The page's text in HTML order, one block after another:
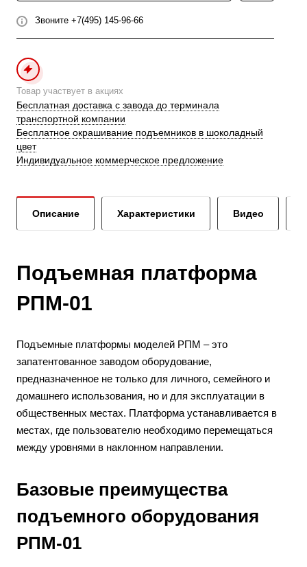
Звоните +7(495) 145-96-66
Товар участвует в акциях
Бесплатная доставка с завода до терминала
транспортной компании
Бесплатное окрашивание подъемников в шоколадный
цвет
Индивидуальное коммерческое предложение
Описание Характеристики Видео
Подъемная платформа
РПМ-01
Подъемные платформы моделей РПМ – это
запатентованное заводом оборудование,
предназначенное не только для личного, семейного и
домашнего использования, но и для эксплуатации в
общественных местах. Платформа устанавливается в
местах, где пользователю необходимо перемещаться
между уровнями в наклонном направлении.
Базовые преимущества
подъемного оборудования
РПМ-01